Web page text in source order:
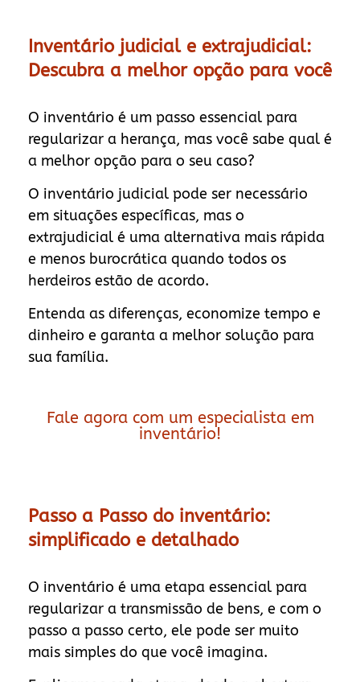
Inventário judicial e extrajudicial:
Descubra a melhor opção para você
O inventário é um passo essencial para
regularizar a herança, mas você sabe qual é
a melhor opção para o seu caso?
O inventário judicial pode ser necessário
em situações específicas, mas o
extrajudicial é uma alternativa mais rápida
e menos burocrática quando todos os
herdeiros estão de acordo.
Entenda as diferenças, economize tempo e
dinheiro e garanta a melhor solução para
sua família.
Fale agora com um especialista em
inventário!
Passo a Passo do inventário:
simplificado e detalhado
O inventário é uma etapa essencial para
regularizar a transmissão de bens, e com o
passo a passo certo, ele pode ser muito
mais simples do que você imagina.